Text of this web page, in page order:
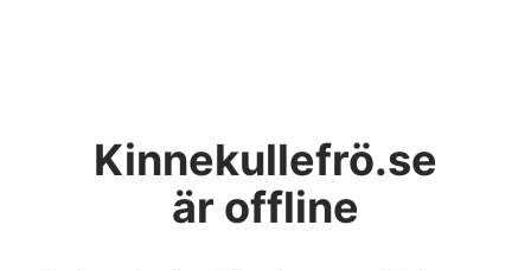
Kinnekullefrö.se
är offline